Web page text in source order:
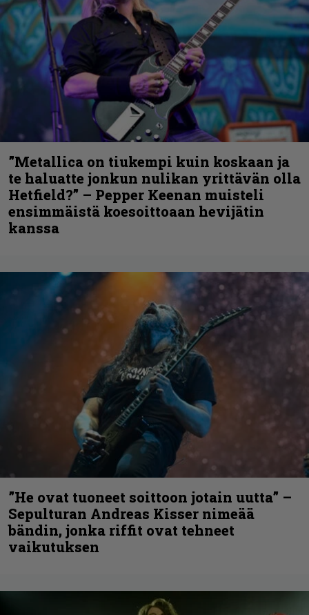
”Metallica on tiukempi kuin koskaan ja
te haluatte jonkun nulikan yrittävän olla
Hetfield?” – Pepper Keenan muisteli
ensimmäistä koesoittoaan hevijätin
kanssa
”He ovat tuoneet soittoon jotain uutta” –
Sepulturan Andreas Kisser nimeää
bändin, jonka riffit ovat tehneet
vaikutuksen